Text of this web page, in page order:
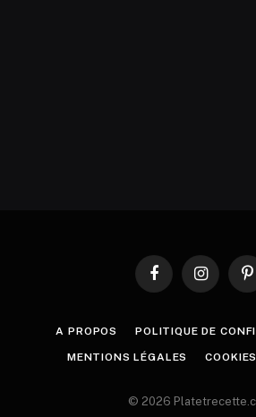
FacebookInstagram
A PROPOS POLITIQUE DE
MENTIONS LÉGALES COOKIES
© 2026